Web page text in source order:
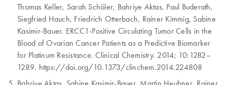
Thomas Keller, Sarah Schöler, Bahriye Aktas, Paul Buderath,
Siegfried Hauch, Friedrich Otterbach, Rainer Kimmig, Sabine
Kasimir-Bauer. ERCC1-Positive Circulating Tumor Cells in the
Blood of Ovarian Cancer Patients as a Predictive Biomarker
for Platinum Resistance. Clinical Chemistry. 2014; 10:1282–
1289. https://doi.org/10.1373/clinchem.2014.224808
Bahriye Aktas, Sabine Kasimir-Bauer, Martin Heubner, Rainer